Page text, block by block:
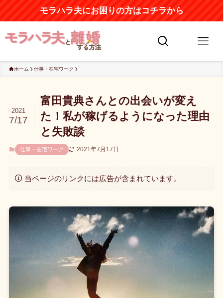
モラハラ夫にお困りの方はコチラから
ホーム 仕事・在宅ワーク
富田貴典さんとの出会いが変え
た！私が稼げるようになった理由
と失敗談
2021
7/17
仕事・在宅ワーク 2021年7月17日
当ページのリンクには広告が含まれています。